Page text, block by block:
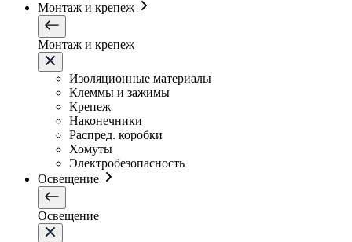
Монтаж и крепеж
Монтаж и крепеж
Изоляционные материалы
Клеммы и зажимы
Крепеж
Наконечники
Распред. коробки
Хомуты
Электробезопасность
Освещение
Освещение